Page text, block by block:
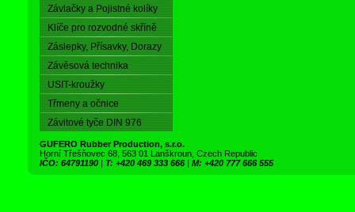
Závlačky a Pojistné kolíky
Klíče pro rozvodné skříně
Záslepky, Přísavky, Dorazy
Závěsová technika
USIT-kroužky
Třmeny a očnice
Závitové tyče DIN 976
GUFERO Rubber Production, s.r.o.
Horní Třešňovec 68, 563 01 Lanškroun, Czech Republic
IČO: 64791190 | T: +420 469 333 666 | M: +420 777 666 555